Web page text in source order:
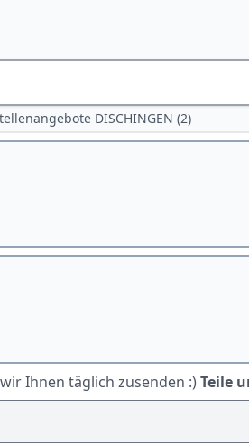
DISCHINGEN (2)
Ihnen täglich zusenden :) Teile